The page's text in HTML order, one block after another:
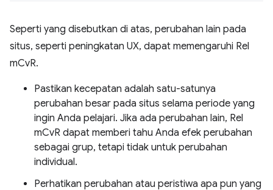
Seperti yang disebutkan di atas, perubahan lain pada
situs, seperti peningkatan UX, dapat memengaruhi Rel
mCvR.
Pastikan kecepatan adalah satu-satunya
perubahan besar pada situs selama periode yang
ingin Anda pelajari. Jika ada perubahan lain, Rel
mCvR dapat memberi tahu Anda efek perubahan
sebagai grup, tetapi tidak untuk perubahan
individual.
Perhatikan perubahan atau peristiwa apa pun yang